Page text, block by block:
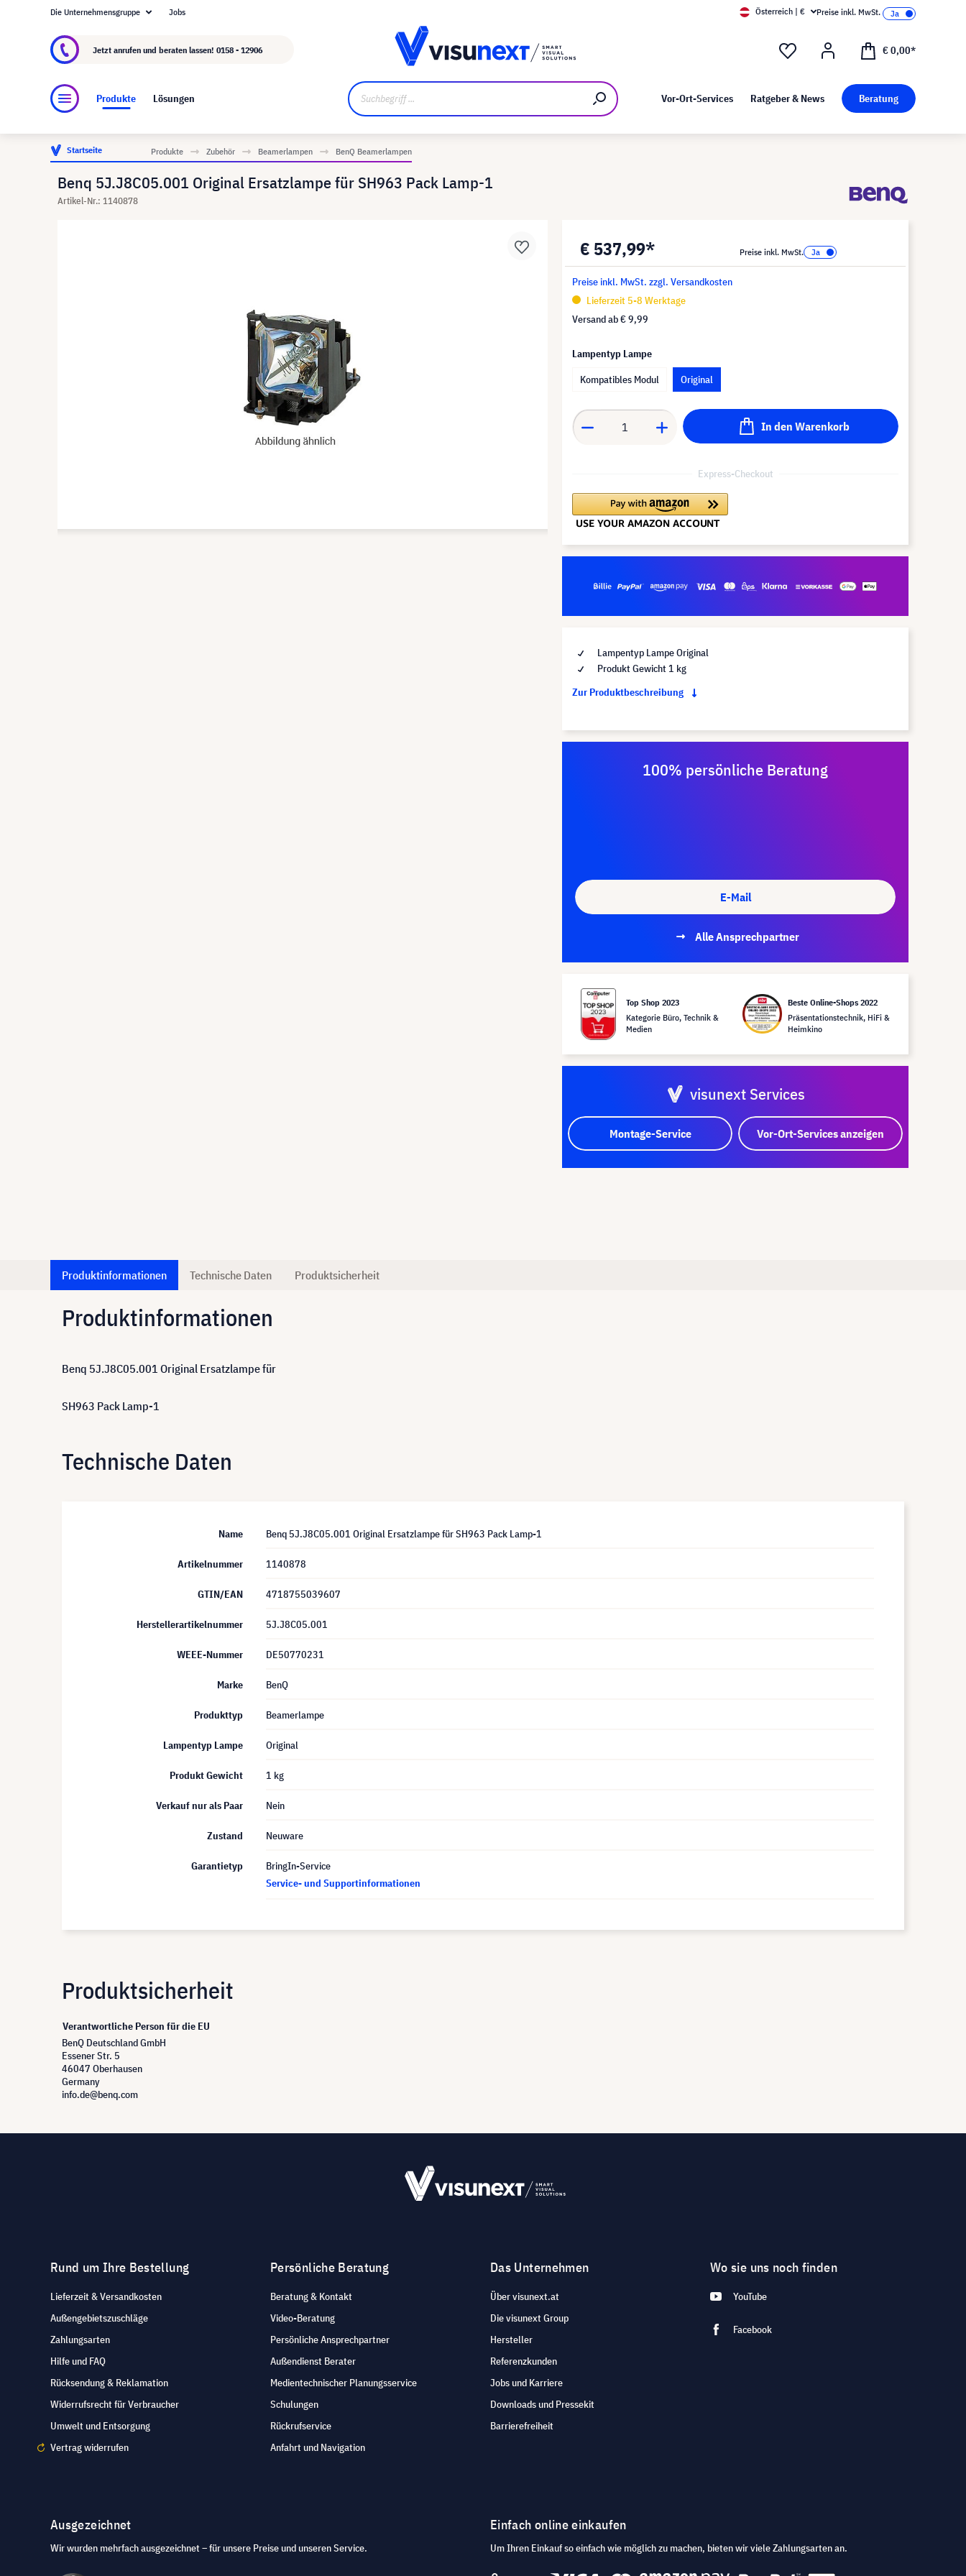
Über visunext.at Kunst bei visunext
Die Unternehmensgruppe Jobs Österreich | € Preise inkl. MwSt.
Jetzt anrufen und beraten lassen! 0158 - 12906 € 0,00*
Produkte Lösungen Vor-Ort-Services Ratgeber & News Beratung
Startseite Produkte Zubehör Beamerlampen BenQ Beamerlampen
Benq 5J.J8C05.001 Original Ersatzlampe für SH963 Pack Lamp-1
Artikel-Nr.: 1140878
€ 537,99* Preise inkl. MwSt.
Preise inkl. MwSt. zzgl. Versandkosten
Lieferzeit 5-8 Werktage
Versand ab€ 9,99
Lampentyp Lampe
Kompatibles Modul
Original
In den Warenkorb
Express-Checkout
Lampentyp Lampe Original
Produkt Gewicht 1 kg
Zur Produktbeschreibung
100% persönliche Beratung
E-Mail
Alle Ansprechpartner
Top Shop 2023
Kategorie Büro, Technik &
Medien
Beste Online-Shops 2022
Präsentationstechnik, HiFi &
Heimkino
visunext Services
Montage-Service Vor-Ort-Services anzeigen
Produktinformationen Technische Daten Produktsicherheit
Produktinformationen
Benq 5J.J8C05.001 Original Ersatzlampe für
SH963 Pack Lamp-1
Technische Daten
Name Benq 5J.J8C05.001 Original Ersatzlampe für SH963 Pack Lamp-1
Artikelnummer 1140878
GTIN/EAN 4718755039607
Herstellerartikelnummer 5J.J8C05.001
WEEE-Nummer DE50770231
Marke BenQ
Produkttyp Beamerlampe
Lampentyp Lampe Original
Produkt Gewicht 1 kg
Verkauf nur als Paar Nein
Zustand Neuware
Garantietyp
BringIn-Service
Service- und Supportinformationen
Produktsicherheit
Verantwortliche Person für die EU
BenQ Deutschland GmbH
Essener Str. 5
46047 Oberhausen
Germany
info.de@benq.com
Rund um Ihre Bestellung
Lieferzeit & Versandkosten
Außengebietszuschläge
Zahlungsarten
Hilfe und FAQ
Rücksendung & Reklamation
Widerrufsrecht für Verbraucher
Umwelt und Entsorgung
Vertrag widerrufen
Persönliche Beratung
Beratung & Kontakt
Video-Beratung
Persönliche Ansprechpartner
Außendienst Berater
Medientechnischer Planungsservice
Schulungen
Rückrufservice
Anfahrt und Navigation
Das Unternehmen
Über visunext.at
Die visunext Group
Hersteller
Referenzkunden
Jobs und Karriere
Downloads und Pressekit
Barrierefreiheit
Wo sie uns noch finden
YouTube
Facebook
Ausgezeichnet
Wir wurden mehrfach ausgezeichnet – für unsere Preise und unseren Service.
Einfach online einkaufen
Um Ihren Einkauf so einfach wie möglich zu machen, bieten wir viele Zahlungsarten an.